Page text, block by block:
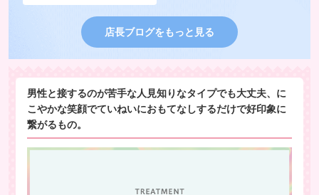
店長ブログをもっと見る
男性と接するのが苦手な人見知りなタイプでも大丈夫、に
こやかな笑顔でていねいにおもてなしするだけで好印象に
繋がるもの。